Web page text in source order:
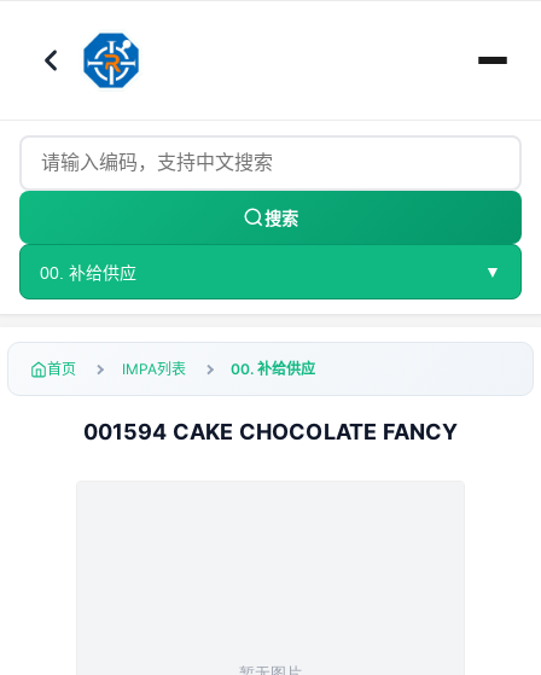
搜索
00. 补给供应 ▼
首页 IMPA列表 00. 补给供应
001594 CAKE CHOCOLATE FANCY